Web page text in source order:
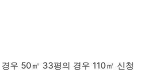
우 50㎡ 33평의 경우 110㎡ 신청